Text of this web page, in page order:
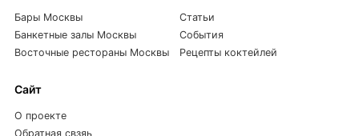
Бары Москвы
Банкетные залы Москвы
Восточные рестораны Москвы
Статьи
События
Рецепты коктейлей
Сайт
О проекте
Обратная свзяь